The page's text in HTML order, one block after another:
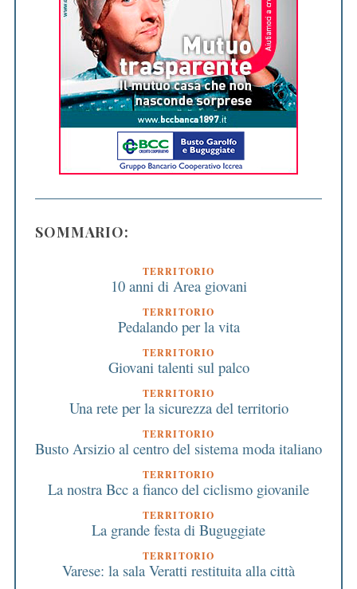
SOMMARIO:
TERRITORIO
10 anni di Area giovani
TERRITORIO
Pedalando per la vita
TERRITORIO
Giovani talenti sul palco
TERRITORIO
Una rete per la sicurezza del territorio
TERRITORIO
Busto Arsizio al centro del sistema moda italiano
TERRITORIO
La nostra Bcc a fianco del ciclismo giovanile
TERRITORIO
La grande festa di Buguggiate
TERRITORIO
Varese: la sala Veratti restituita alla città